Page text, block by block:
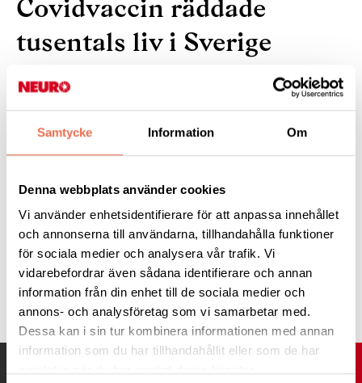
Samtycke Information Om
Denna webbplats använder cookies
Vi använder enhetsidentifierare för att anpassa innehållet
och annonserna till användarna, tillhandahålla funktioner
för sociala medier och analysera vår trafik. Vi
vidarebefordrar även sådana identifierare och annan
information från din enhet till de sociala medier och
annons- och analysföretag som vi samarbetar med.
Dessa kan i sin tur kombinera informationen med annan
information som du har tillhandahållit eller som de har
Covidvaccin räddade
tusentals liv i Sverige
21 mars 2025
Massvaccinationerna kan ha förhindrat ytterligare 31 500
Läs mer: påforskning.se
Tipsa